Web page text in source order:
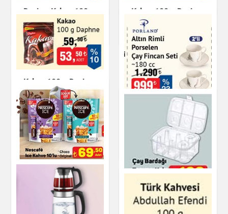
Daphne Kakao 100 g
Çay & Kahve & Şeker
Kakao 100 g Daphne
Çay & Kahve & Şeker
Kakao 100 g Daphne
Çay & Kahve & Şeker
Altın Rimli Porselen
Çay Fincan Seti
Çay & Kahve & Şeker
Nescafé Ice Kahve
Çay & Kahve & Şeker
Çay Bardağı Taşıma
Kabı